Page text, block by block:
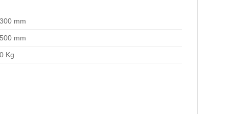
mm
mm
Kg